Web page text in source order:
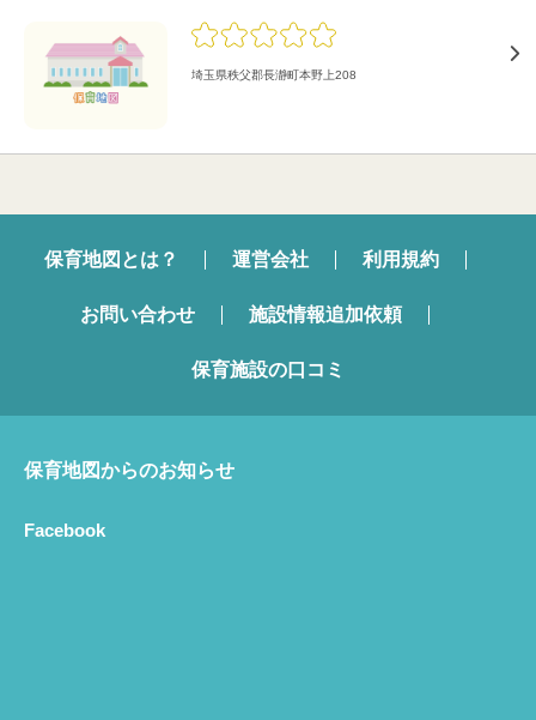
埼玉県秩父郡長瀞町本野上208
保育地図とは？ 運営会社 利用規約
お問い合わせ 施設情報追加依頼
保育施設の口コミ
保育地図からのお知らせ
Facebook